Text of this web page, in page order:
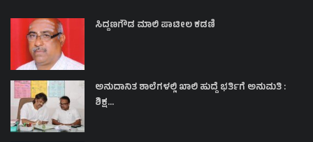
ಸಿದ್ದಣಗೌಡ ಮಾಲಿ ಪಾಟೀಲ ಕಡಣಿ
ಅನುದಾನಿತ ಶಾಲೆಗಳಲ್ಲಿ ಖಾಲಿ ಹುದ್ದೆ ಭರ್ತಿಗೆ ಅನುಮತಿ :
ಶಿಕ್ಷ...